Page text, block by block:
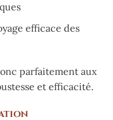
efficace des
parfaitement aux
et efficacité.